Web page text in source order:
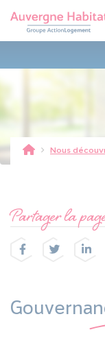
Nous
Partager la